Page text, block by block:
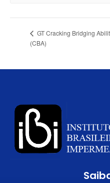
GT Cracking Bridging
(CBA)